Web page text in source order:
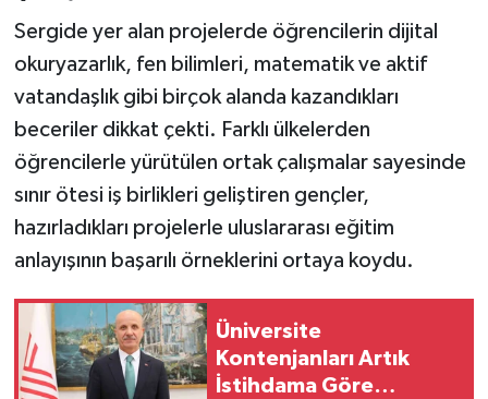
Sergide yer alan projelerde öğrencilerin dijital
okuryazarlık, fen bilimleri, matematik ve aktif
vatandaşlık gibi birçok alanda kazandıkları
beceriler dikkat çekti. Farklı ülkelerden
öğrencilerle yürütülen ortak çalışmalar sayesinde
sınır ötesi iş birlikleri geliştiren gençler,
hazırladıkları projelerle uluslararası eğitim
anlayışının başarılı örneklerini ortaya koydu.
Üniversite
Kontenjanları Artık
İstihdama Göre